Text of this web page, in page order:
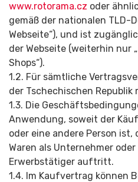
www.rotorama.cz oder
gemäß der nationalen TLD-
Webseite“), und ist
der Webseite (weiterhin nur
Shops“).
1.2. Für sämtliche
der Tschechischen Republik
1.3. Die
Anwendung, soweit der
oder eine andere Person ist,
Waren als Unternehmer
Erwerbstätiger auftritt.
1.4. Im Kaufvertrag können